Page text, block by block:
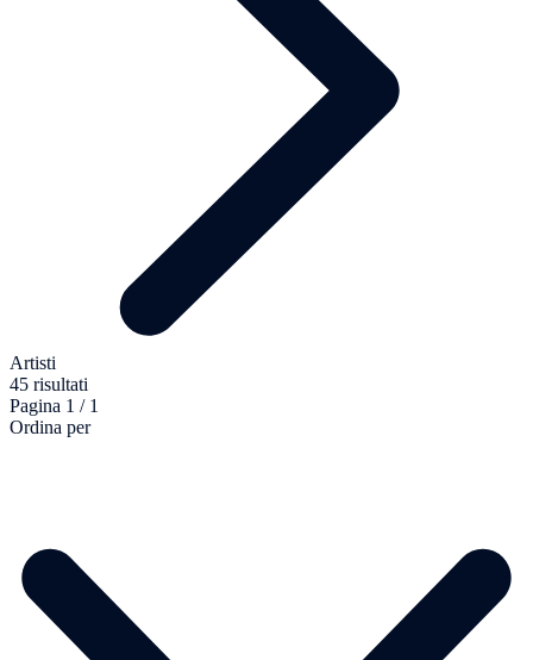
Artisti
45 risultati
Pagina 1 / 1
Ordina per